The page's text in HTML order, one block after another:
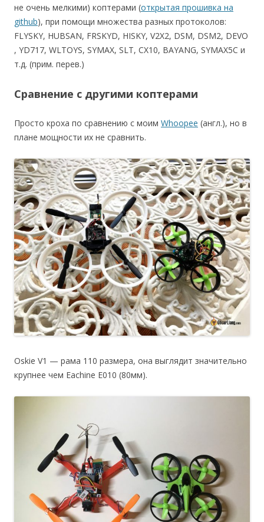
не очень мелкими) коптерами (открытая прошивка на
github), при помощи множества разных протоколов:
FLYSKY, HUBSAN, FRSKYD, HISKY, V2X2, DSM, DSM2, DEVO
, YD717, WLTOYS, SYMAX, SLT, CX10, BAYANG, SYMAX5C и
т.д. (прим. перев.)
Сравнение с другими коптерами
Просто кроха по сравнению с моим Whoopee (англ.), но в
плане мощности их не сравнить.
Oskie V1 — рама 110 размера, она выглядит значительно
крупнее чем Eachine E010 (80мм).